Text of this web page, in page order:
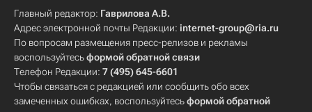
Главный редактор: Гаврилова А.В.
Адрес электронной почты Редакции: internet-group@ria.ru
По вопросам размещения пресс-релизов и рекламы
воспользуйтесьформой обратной связи
Телефон Редакции: 7 (495) 645-6601
Чтобы связаться с редакцией или сообщить обо всех
замеченных ошибках, воспользуйтесьформой обратной